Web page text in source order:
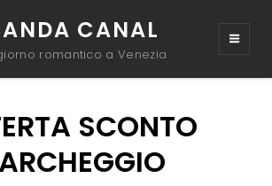
CANAL
romantico a Venezia
SCONTO